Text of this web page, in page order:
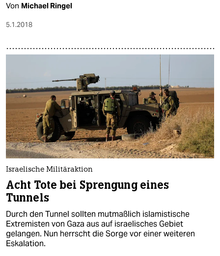
Von Michael Ringel
5.1.2018
Israelische Militäraktion
Acht Tote bei Sprengung eines
Tunnels
Durch den Tunnel sollten mutmaßlich islamistische
Extremisten von Gaza aus auf israelisches Gebiet
gelangen. Nun herrscht die Sorge vor einer weiteren
Eskalation.